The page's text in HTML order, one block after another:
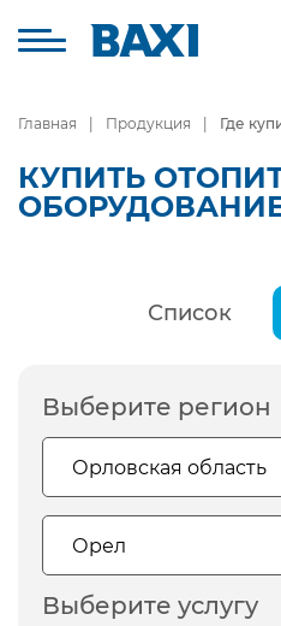
Главная Продукция Где
КУПИТЬ
ОБОРУДОВАНИЕ
Список
Выберите регион
Выберите услугу